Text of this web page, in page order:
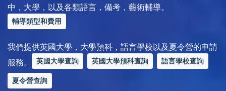
中，大學，以及各類語言，備考，藝術輔導。
輔導類型和費用
我們提供英國大學，大學預科，語言學校以及夏令營的申請
服務。
英國大學查詢 英國大學預科查詢 語言學校查詢
夏令營查詢